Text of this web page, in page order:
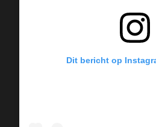
Dit bericht op